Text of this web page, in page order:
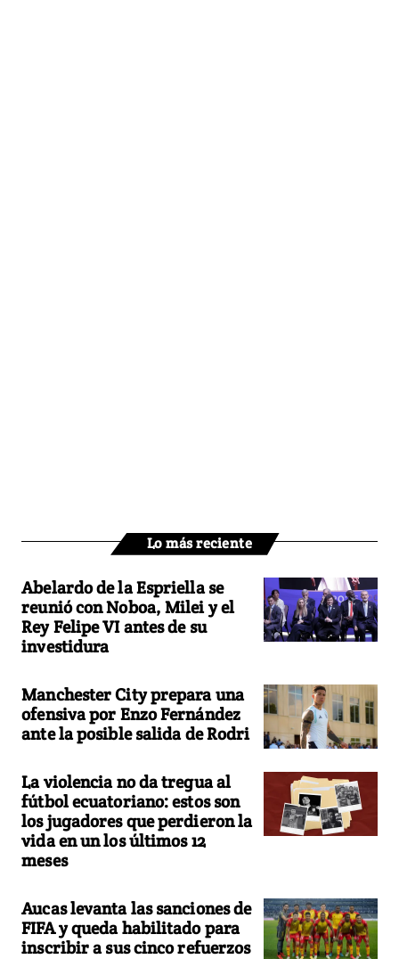
Lo más reciente
Abelardo de la Espriella se
reunió con Noboa, Milei y el
Rey Felipe VI antes de su
investidura
Manchester City prepara una
ofensiva por Enzo Fernández
ante la posible salida de Rodri
La violencia no da tregua al
fútbol ecuatoriano: estos son
los jugadores que perdieron la
vida en un los últimos 12
meses
Aucas levanta las sanciones de
FIFA y queda habilitado para
inscribir a sus cinco refuerzos